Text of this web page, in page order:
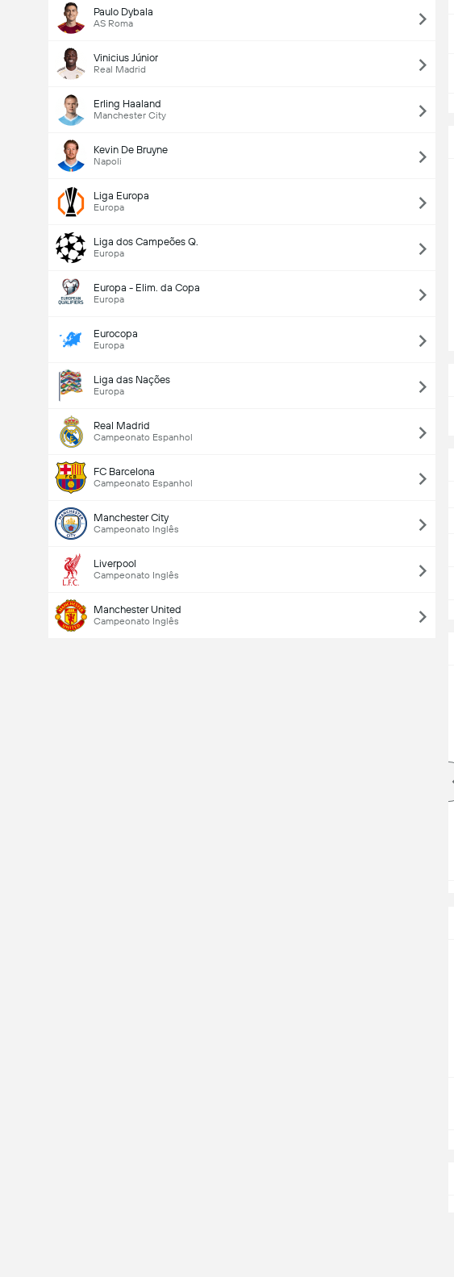
Paulo Dybala
AS Roma
Vinicius Júnior
Real Madrid
Erling Haaland
Manchester City
Kevin De Bruyne
Napoli
Liga Europa
Europa
Liga dos Campeões Q.
Europa
Europa - Elim. da Copa
Europa
Eurocopa
Europa
Liga das Nações
Europa
Real Madrid
Campeonato Espanhol
FC Barcelona
Campeonato Espanhol
Manchester City
Campeonato Inglês
Liverpool
Campeonato Inglês
Manchester United
Campeonato Inglês